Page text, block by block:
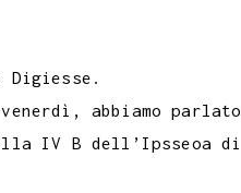
abbiamo parlato
IV B dell’Ipsseoa di